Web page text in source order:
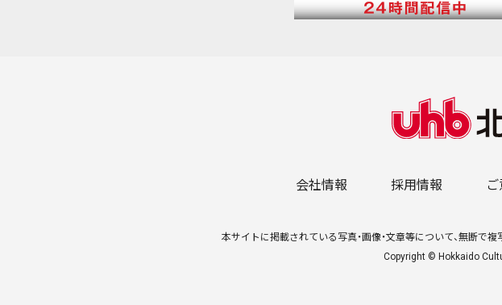
会社情報 採用情報
本サイトに掲載されている写真・画像・文章等について、無断で
Copyright © Hokkaido